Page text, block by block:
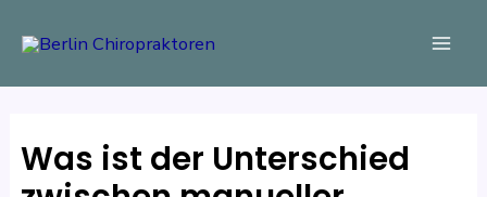
Inhalt
Was ist der Unterschied